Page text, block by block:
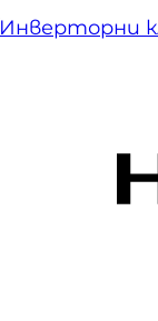
Инверторни